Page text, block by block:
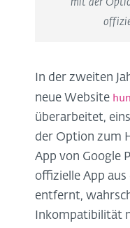
mit der
In der zweiten
neue Website
überarbeitet,
der Option zum
App von Google
offizielle App aus
entfernt,
Inkompatibilität